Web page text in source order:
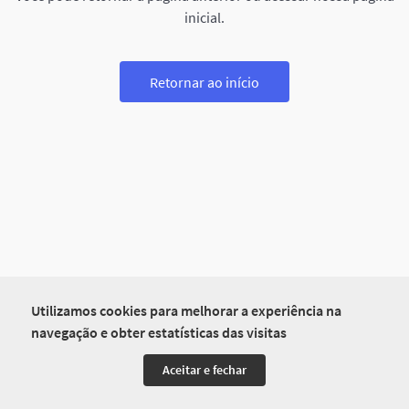
Utilizamos cookies para melhorar a experiência na
navegação e obter estatísticas das visitas
Aceitar e fechar
inicial.
Retornar ao início